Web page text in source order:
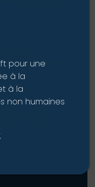
le cycle de vie
moins
pour une
à la
à la
non humaines